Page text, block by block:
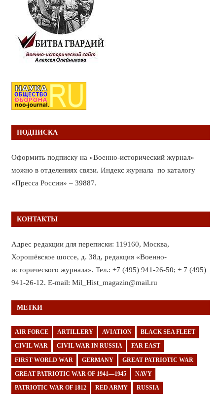
ПОДПИСКА
Оформить подписку на «Военно-исторический журнал»
можно в отделениях связи. Индекс журнала по каталогу
«Пресса России» – 39887.
КОНТАКТЫ
Адрес редакции для переписки: 119160, Москва,
Хорошёвское шоссе, д. 38д, редакция «Военно-
исторического журнала». Тел.: +7 (495) 941-26-50; + 7 (495)
941-26-12. E-mail: Mil_Hist_magazin@mail.ru
МЕТКИ
AIR FORCE ARTILLERY AVIATION BLACK SEA FLEET
CIVIL WAR CIVIL WAR IN RUSSIA FAR EAST
FIRST WORLD WAR GERMANY GREAT PATRIOTIC WAR
GREAT PATRIOTIC WAR OF 1941—1945 NAVY
PATRIOTIC WAR OF 1812 RED ARMY RUSSIA